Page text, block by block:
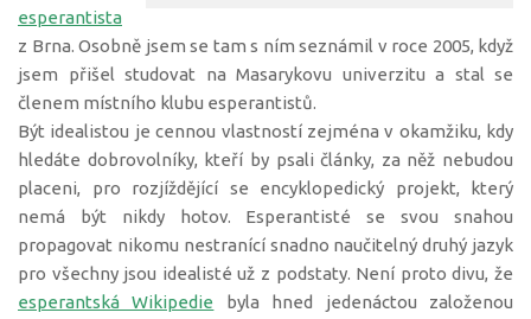
esperantista
z Brna. Osobně jsem se tam s ním seznámil v roce 2005, když
jsem přišel studovat na Masarykovu univerzitu a stal se
členem místního klubu esperantistů.
Být idealistou je cennou vlastností zejména v okamžiku, kdy
hledáte dobrovolníky, kteří by psali články, za něž nebudou
placeni, pro rozjíždějící se encyklopedický projekt, který
nemá být nikdy hotov. Esperantisté se svou snahou
propagovat nikomu nestranící snadno naučitelný druhý jazyk
pro všechny jsou idealisté už z podstaty. Není proto divu, že
esperantská Wikipedie byla hned jedenáctou založenou